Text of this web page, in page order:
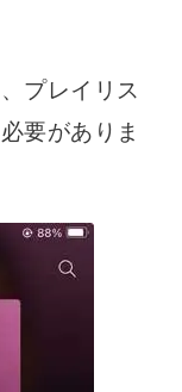
プレイリス
要がありま